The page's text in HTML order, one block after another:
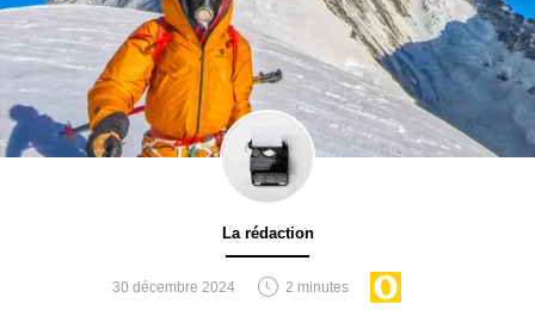
La rédaction
30 décembre 2024 2 minutes